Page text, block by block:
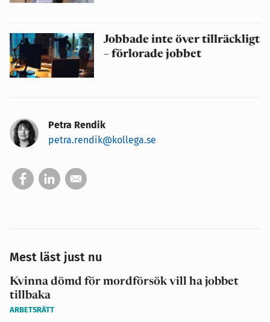
Jobbade inte över tillräckligt
– förlorade jobbet
Petra Rendik
petra.rendik@kollega.se
Mest läst just nu
Kvinna dömd för mordförsök vill ha jobbet
tillbaka
ARBETSRÄTT